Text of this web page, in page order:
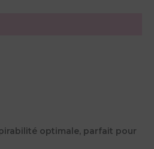
optimale, parfait pour